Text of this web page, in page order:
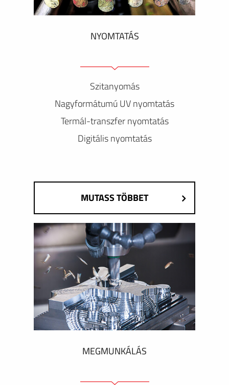
NYOMTATÁS
Szitanyomás
Nagyformátumú UV nyomtatás
Termál-transzfer nyomtatás
Digitális nyomtatás
MUTASS TÖBBET
MEGMUNKÁLÁS